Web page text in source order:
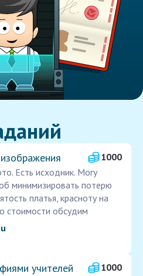
1000
Есть исходник. Могу
минимизировать потерю
платья, красноту на
стоимости обсудим
учителей
1000